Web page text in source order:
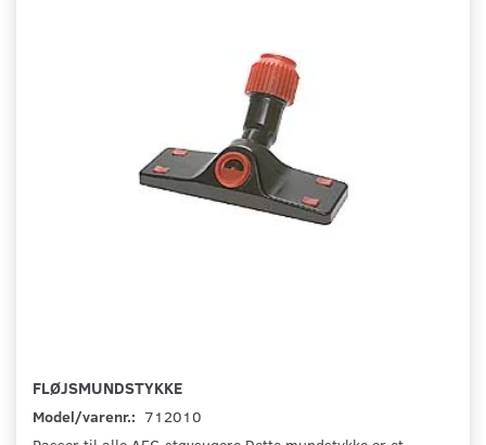
FLØJSMUNDSTYKKE
Model/varenr.: 712010